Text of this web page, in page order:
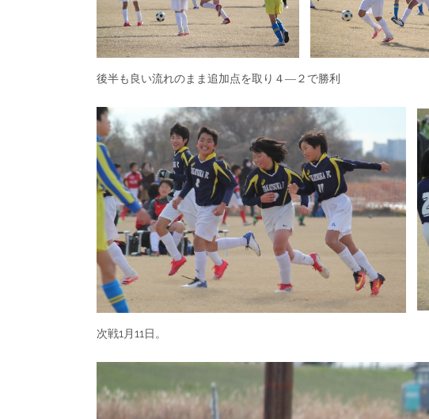
後半も良い流れのまま追加点を取り４―２で勝利
次戦1月11日。